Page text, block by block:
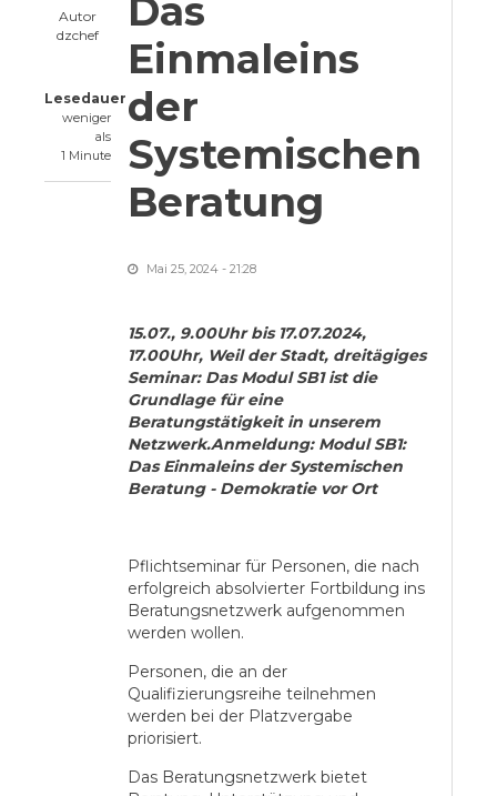
Autor
dzchef
Lesedauer
weniger
als
1 Minute
Das
Einmaleins
der
Systemischen
Beratung
Mai 25, 2024 - 21:28
15.07., 9.00Uhr bis 17.07.2024,
17.00Uhr, Weil der Stadt, dreitägiges
Seminar: Das Modul SB1 ist die
Grundlage für eine
Beratungstätigkeit in unserem
Netzwerk.Anmeldung: Modul SB1:
Das Einmaleins der Systemischen
Beratung - Demokratie vor Ort
Pflichtseminar für Personen, die nach
erfolgreich absolvierter Fortbildung ins
Beratungsnetzwerk aufgenommen
werden wollen.
Personen, die an der
Qualifizierungsreihe teilnehmen
werden bei der Platzvergabe
priorisiert.
Das Beratungsnetzwerk bietet